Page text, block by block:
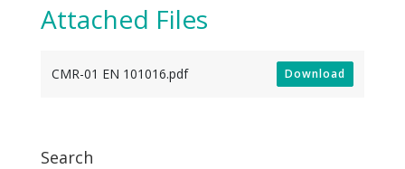
Attached Files
CMR-01 EN 101016.pdf Download
Search